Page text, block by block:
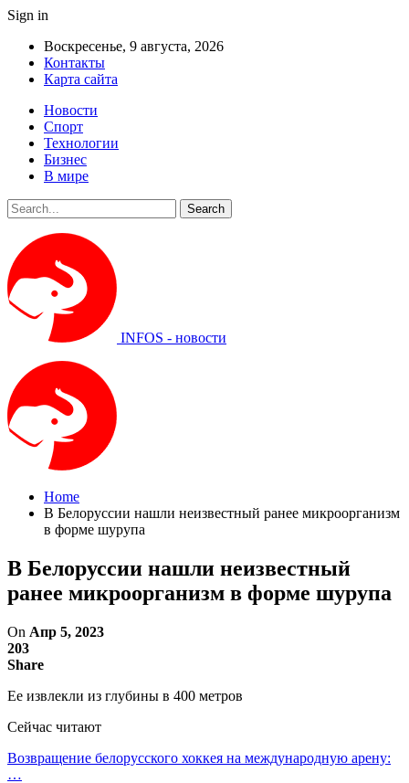
Sign in
Воскресенье, 9 августа, 2026
Контакты
Карта сайта
Новости
Спорт
Технологии
Бизнес
В мире
INFOS - новости
Home
В Белоруссии нашли неизвестный ранее микроорганизм
в форме шурупа
В Белоруссии нашли неизвестный
ранее микроорганизм в форме шурупа
On Апр 5, 2023
203
Share
Ее извлекли из глубины в 400 метров
Сейчас читают
Возвращение белорусского хоккея на международную арену:
…